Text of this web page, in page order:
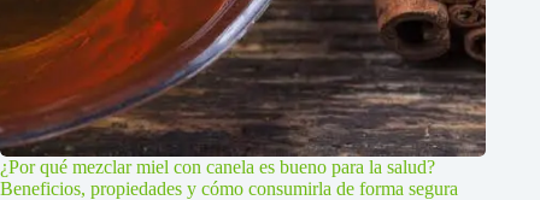
¿Por qué mezclar miel con canela es bueno para la salud?
Beneficios, propiedades y cómo consumirla de forma segura